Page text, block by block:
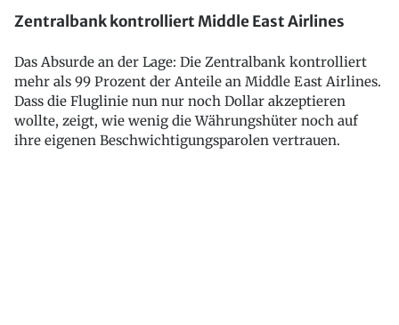
Zentralbank kontrolliert Middle East Airlines
Das Absurde an der Lage: Die Zentralbank kontrolliert
mehr als 99 Prozent der Anteile an Middle East Airlines.
Dass die Fluglinie nun nur noch Dollar akzeptieren
wollte, zeigt, wie wenig die Währungshüter noch auf
ihre eigenen Beschwichtigungsparolen vertrauen.